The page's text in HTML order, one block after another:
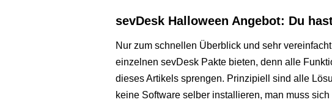
sevDesk Halloween Angebot: Du
Nur zum schnellen Überblick und sehr
einzelnen sevDesk Pakte bieten, denn alle
dieses Artikels sprengen. Prinzipiell sind alle
keine Software selber installieren, man muss